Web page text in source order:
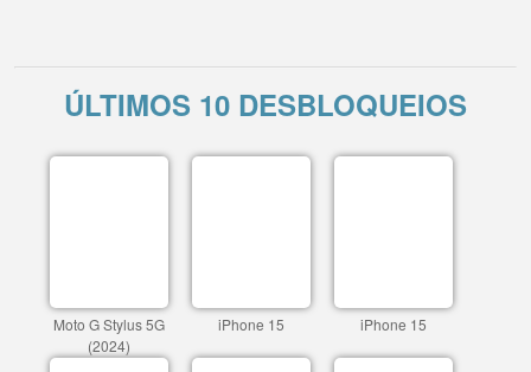
ÚLTIMOS 10 DESBLOQUEIOS
Moto G Stylus 5G
(2024)
iPhone 15 iPhone 15